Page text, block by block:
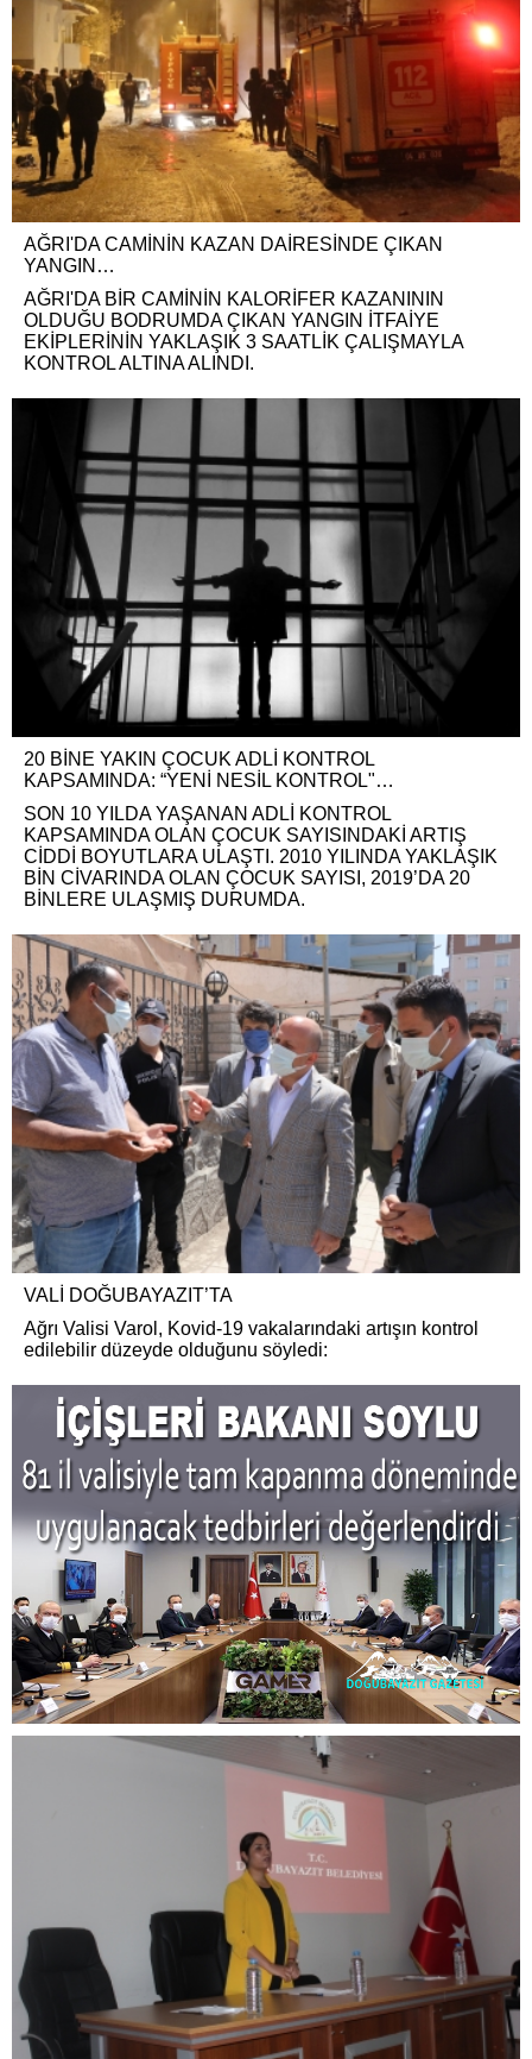
AĞRI'DA CAMİNİN KAZAN DAİRESİNDE ÇIKAN
YANGIN…
AĞRI'DA BİR CAMİNİN KALORİFER KAZANININ
OLDUĞU BODRUMDA ÇIKAN YANGIN İTFAİYE
EKİPLERİNİN YAKLAŞIK 3 SAATLİK ÇALIŞMAYLA
KONTROL ALTINA ALINDI.
20 BİNE YAKIN ÇOCUK ADLİ KONTROL
KAPSAMINDA: “YENİ NESİL KONTROL"…
SON 10 YILDA YAŞANAN ADLİ KONTROL
KAPSAMINDA OLAN ÇOCUK SAYISINDAKİ ARTIŞ
CİDDİ BOYUTLARA ULAŞTI. 2010 YILINDA YAKLAŞIK
BİN CİVARINDA OLAN ÇOCUK SAYISI, 2019’DA 20
BİNLERE ULAŞMIŞ DURUMDA.
VALİ DOĞUBAYAZIT’TA
Ağrı Valisi Varol, Kovid-19 vakalarındaki artışın kontrol
edilebilir düzeyde olduğunu söyledi: